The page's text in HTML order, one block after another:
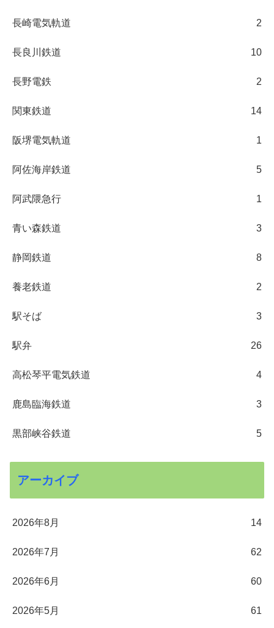
長崎電気軌道 2
長良川鉄道 10
長野電鉄 2
関東鉄道 14
阪堺電気軌道 1
阿佐海岸鉄道 5
阿武隈急行 1
青い森鉄道 3
静岡鉄道 8
養老鉄道 2
駅そば 3
駅弁 26
高松琴平電気鉄道 4
鹿島臨海鉄道 3
黒部峡谷鉄道 5
アーカイブ
2026年8月 14
2026年7月 62
2026年6月 60
2026年5月 61